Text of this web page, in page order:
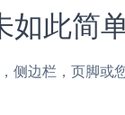
此简
边栏，页脚或